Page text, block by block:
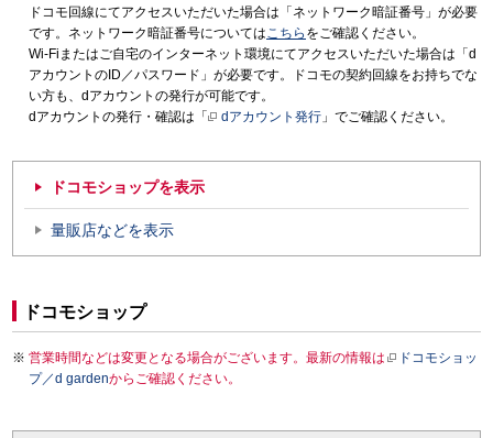
ドコモ回線にてアクセスいただいた場合は「ネットワーク暗証番号」が必要
です。ネットワーク暗証番号についてはこちら をご確認ください。
Wi-Fiまたはご自宅のインターネット環境にてアクセスいただいた場合は「d
アカウントのID／パスワード」が必要です。ドコモの契約回線をお持ちでな
い方も、dアカウントの発行が可能です。
dアカウントの発行・確認は「
dアカウント発行 」でご確認ください。
ドコモショップを表示
量販店などを表示
ドコモショップ
営業時間などは変更となる場合がございます。最新の情報は
ドコモショッ
プ／d gardenからご確認ください。